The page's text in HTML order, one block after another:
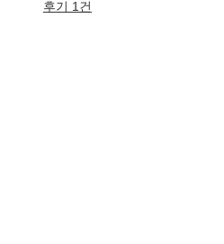
후기 1건